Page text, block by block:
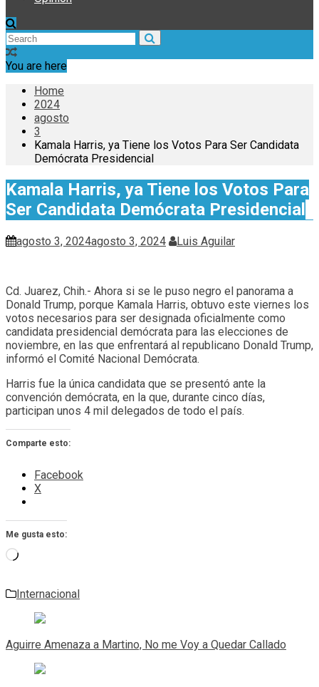
You are here
Home
2024
agosto
3
Kamala Harris, ya Tiene los Votos Para Ser Candidata
Demócrata Presidencial
Kamala Harris, ya Tiene los Votos Para
Ser Candidata Demócrata Presidencial
agosto 3, 2024agosto 3, 2024 Luis Aguilar
Cd. Juarez, Chih.- Ahora si se le puso negro el panorama a
Donald Trump, porque Kamala Harris, obtuvo este viernes los
votos necesarios para ser designada oficialmente como
candidata presidencial demócrata para las elecciones de
noviembre, en las que enfrentará al republicano Donald Trump,
informó el Comité Nacional Demócrata.
Harris fue la única candidata que se presentó ante la
convención demócrata, en la que, durante cinco días,
participan unos 4 mil delegados de todo el país.
Comparte esto:
Facebook
X
Me gusta esto:
Cargando...
Internacional
Navegación
de
entradas
Aguirre Amenaza a Martino, No me Voy a Quedar Callado